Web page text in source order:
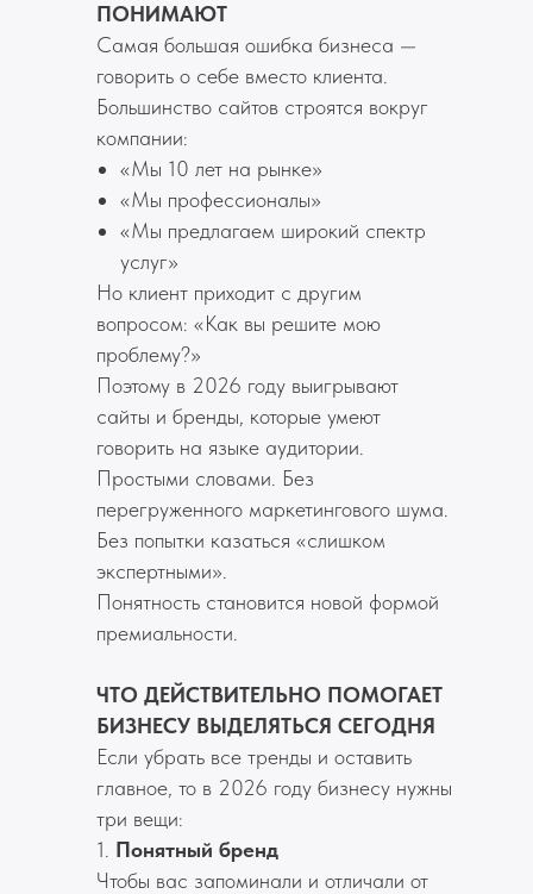
ПОНИМАЮТ
Самая большая ошибка бизнеса —
говорить о себе вместо клиента.
Большинство сайтов строятся вокруг
компании:
«Мы 10 лет на рынке»
«Мы профессионалы»
«Мы предлагаем широкий спектр
услуг»
Но клиент приходит с другим
вопросом: «Как вы решите мою
проблему?»
Поэтому в 2026 году выигрывают
сайты и бренды, которые умеют
говорить на языке аудитории.
Простыми словами. Без
перегруженного маркетингового шума.
Без попытки казаться «слишком
экспертными».
Понятность становится новой формой
премиальности.
ЧТО ДЕЙСТВИТЕЛЬНО ПОМОГАЕТ
БИЗНЕСУ ВЫДЕЛЯТЬСЯ СЕГОДНЯ
Если убрать все тренды и оставить
главное, то в 2026 году бизнесу нужны
три вещи:
1. Понятный бренд
Чтобы вас запоминали и отличали от